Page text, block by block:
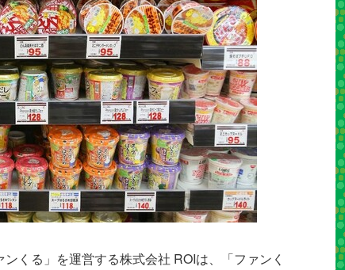
くる」を運営する株式会社 ROIは、「ファンく